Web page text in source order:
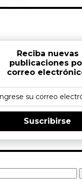
Reciba nuevas
publicaciones
correo
Suscribirse